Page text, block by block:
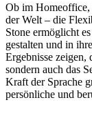
Ob im Homeoffice,
der Welt – die
Stone ermöglicht
gestalten und in
Ergebnisse zeigen,
sondern auch das
Kraft der Sprache
persönliche und